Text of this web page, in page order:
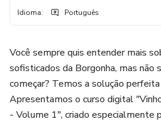
Idioma: Português
Você sempre quis entender mais
sofisticados da Borgonha, mas não
começar? Temos a solução
Apresentamos o curso digital
- Volume 1", criado especialmente